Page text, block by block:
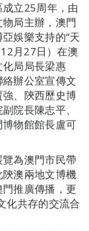
立25周年，由
局主辦，澳門
娛樂支持的“天
月27日）在澳
局局長梁惠
辦公室宣傳文
、陝西歷史博
院長陳志平、
物館館長盧可
為澳門市民帶
澳兩地文博機
推廣傳播，更
化共存的交流合